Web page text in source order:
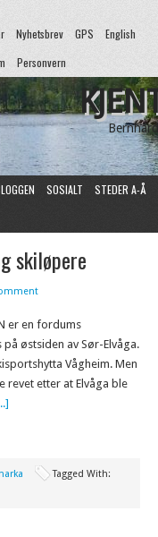
Nyhetsbrev GPS
English
Personvern
SOSIALT
STEDER A-Å
skiløpere
er en fordums
på østsiden av Sør-Elvåga.
Vågheim. Men
revet etter at Elvåga ble
Tagged With: